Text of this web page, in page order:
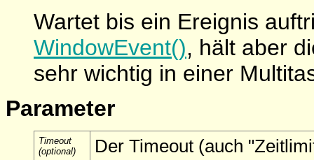
Wartet bis ein Ereignis
WindowEvent(), hält aber
sehr wichtig in einer
Parameter
Timeout
(optional)
Der Timeout (auch